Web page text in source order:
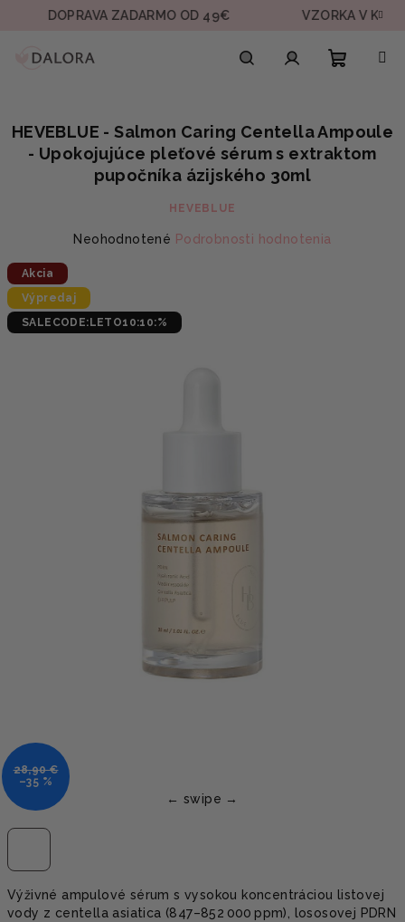
ZADARMO OD 49€ VZORKA V KAŽDEJ
košík
Výživné ampulové sérum s vysokou koncentráciou listovej
vody z centella asiatica (847–852 000 ppm), lososovej PDRN
HEVEBLUE - Salmon Caring Centella Ampoule
- Upokojujúce pleťové sérum s extraktom
pupočníka ázijského 30ml
HEVEBLUE
Priemerné
je
0,0
z
Neohodnotené Podrobnosti hodnotenia
Akcia
Výpredaj
SALECODE:LETO10:10:%
28,90 €
–35 %